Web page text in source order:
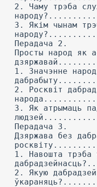
2. Чаму трэба
3. Якім чынам
Перадача 2.
Просты народ як
1. Значэнне
2. Росквіт
3. Як атрымаць
Перадача 3.
Дзяржава без
1. Навошта трэба
2. Якую